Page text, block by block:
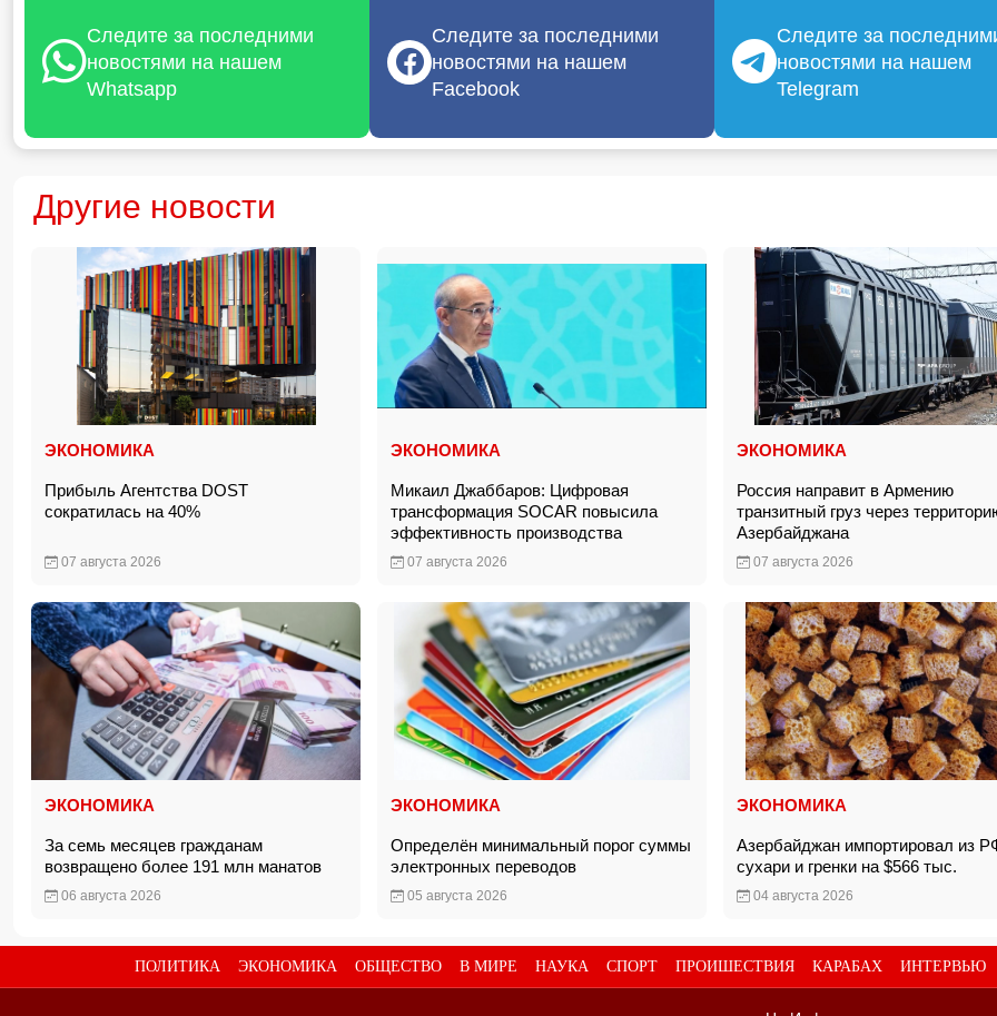
Следите за последними
новостями на нашем
Whatsapp
Следите за последними
новостями на нашем
Facebook
Следите за
новостями на нашем
Telegram
Другие новости
ЭКОНОМИКА
Прибыль Агентства DOST
сократилась на 40%
07 августа 2026
ЭКОНОМИКА
Микаил Джаббаров: Цифровая
трансформация SOCAR повысила
эффективность производства
07 августа 2026
ЭКОНОМИКА
Россия направит в Армению
транзитный груз через
Азербайджана
07 августа 2026
ЭКОНОМИКА
За семь месяцев гражданам
возвращено более 191 млн манатов
06 августа 2026
ЭКОНОМИКА
Определён минимальный порог суммы
электронных переводов
05 августа 2026
ЭКОНОМИКА
Азербайджан импортировал из
сухари и гренки на $566 тыс.
04 августа 2026
ПОЛИТИКА ЭКОНОМИКА ОБЩЕСТВО В МИРЕ НАУКА СПОРТ ПРОИШЕСТВИЯ КАРАБАХ ИНТЕРВЬЮ